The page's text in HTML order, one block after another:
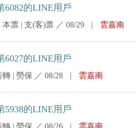
6082的LINE用戶
本票 | 支(客)票 ／ 08/29 | 雲嘉南
6027的LINE用戶
轉 | 勞保 ／ 08/28 | 雲嘉南
5938的LINE用戶
轉 | 勞保 ／ 08/26 | 雲嘉南